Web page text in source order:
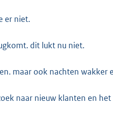
er niet.
dit lukt nu niet.
maar ook nachten wakker
naar nieuw klanten en